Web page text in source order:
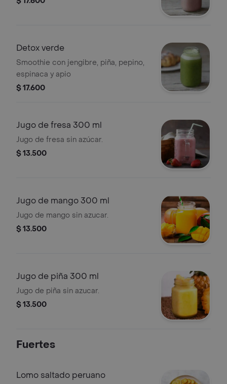
Detox verde
Smoothie con jengibre, piña, pepino,
espinaca y apio
$ 17.600
Jugo de fresa 300 ml
Jugo de fresa sin azúcar.
$ 13.500
Jugo de mango 300 ml
Jugo de mango sin azucar.
$ 13.500
Jugo de piña 300 ml
Jugo de piña sin azucar.
$ 13.500
Fuertes
Lomo saltado peruano